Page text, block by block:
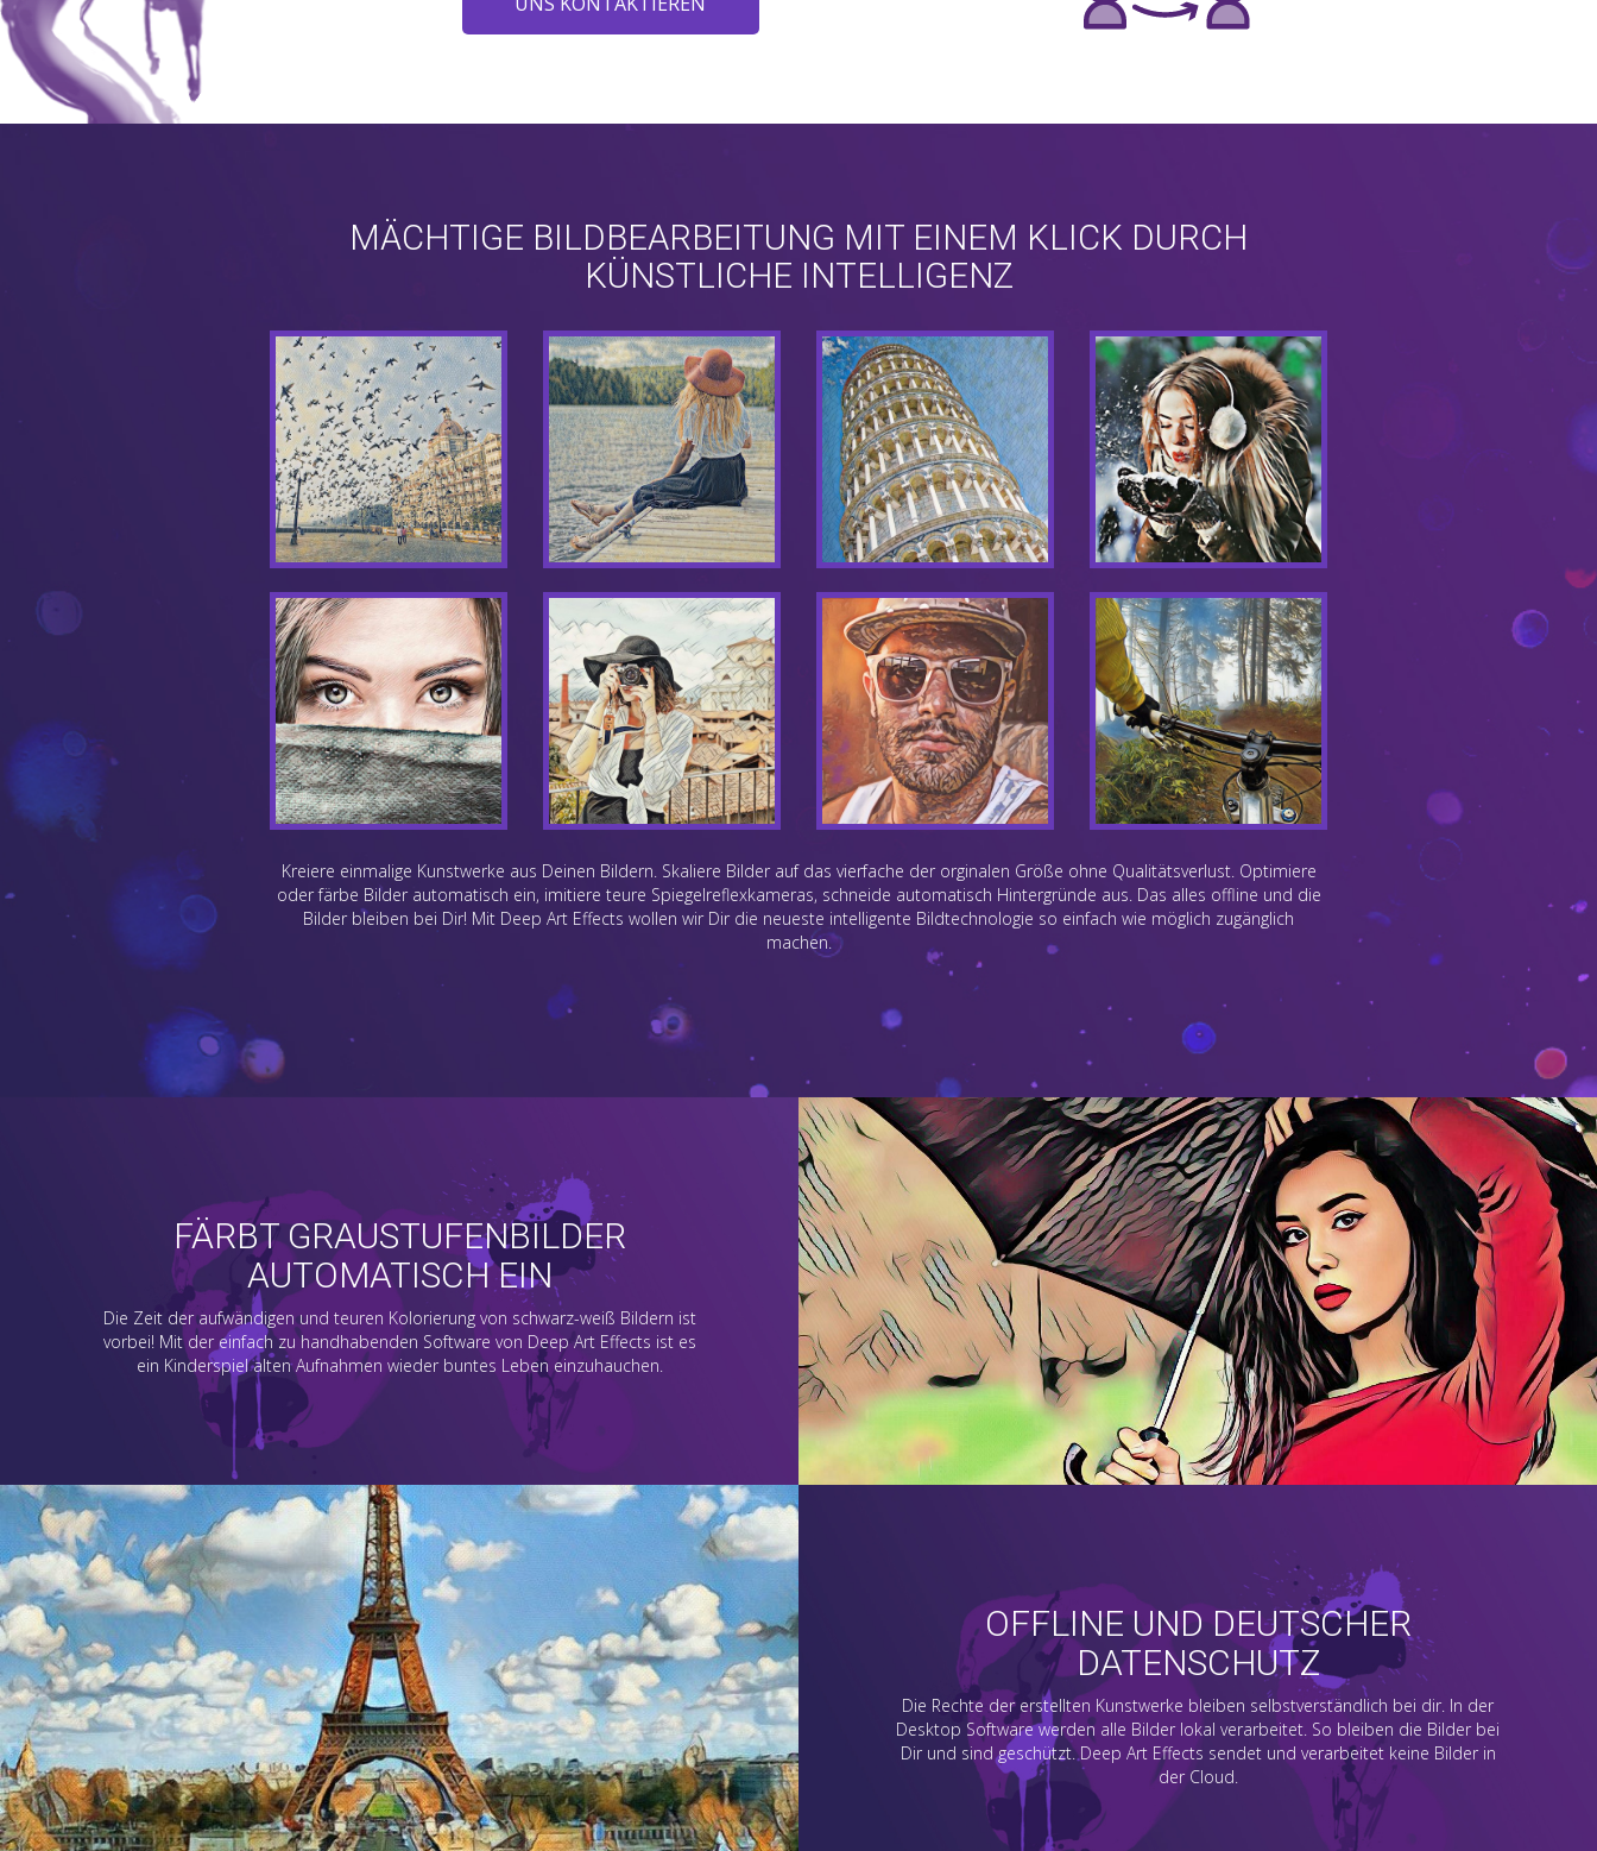
MÄCHTIGE BILDBEARBEITUNG MIT EINEM KLICK DURCH
KÜNSTLICHE INTELLIGENZ
Kreiere einmalige Kunstwerke aus Deinen Bildern. Skaliere Bilder auf das vierfache der orginalen Größe ohne Qualitätsverlust. Optimiere
oder färbe Bilder automatisch ein, imitiere teure Spiegelreflexkameras, schneide automatisch Hintergründe aus. Das alles offline und die
Bilder bleiben bei Dir! Mit Deep Art Effects wollen wir Dir die neueste intelligente Bildtechnologie so einfach wie möglich zugänglich
machen.
FÄRBT GRAUSTUFENBILDER
AUTOMATISCH EIN
Die Zeit der aufwändigen und teuren Kolorierung von schwarz-weiß Bildern ist
vorbei! Mit der einfach zu handhabenden Software von Deep Art Effects ist es
ein Kinderspiel alten Aufnahmen wieder buntes Leben einzuhauchen.
OFFLINE UND DEUTSCHER
DATENSCHUTZ
Die Rechte der erstellten Kunstwerke bleiben selbstverständlich bei dir. In der
Desktop Software werden alle Bilder lokal verarbeitet. So bleiben die Bilder bei
Dir und sind geschützt. Deep Art Effects sendet und verarbeitet keine Bilder in
der Cloud.